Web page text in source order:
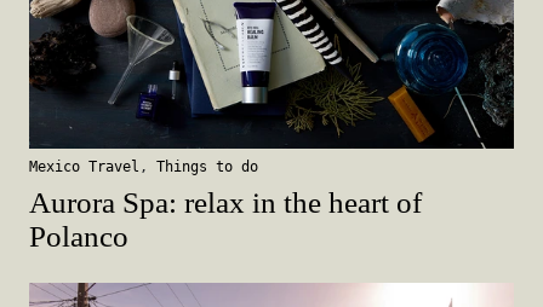
Mexico Travel , Things to do
Aurora Spa: relax in the heart of
Polanco